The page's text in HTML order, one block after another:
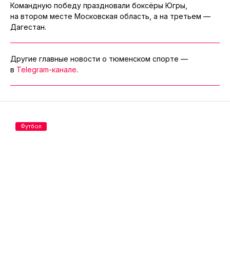
Командную победу праздновали боксёры Югры,
на втором месте Московская область, а на третьем —
Дагестан.
Другие главные новости о тюменском спорте —
в Telegram-канале.
Футбол